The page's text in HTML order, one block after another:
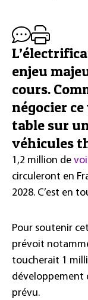
enjeu
cours.
négocier
table sur
véhicules
1,2 million de
circuleront en
2028. C’est en
Pour soutenir
prévoit
toucherait 1
développement
prévu.